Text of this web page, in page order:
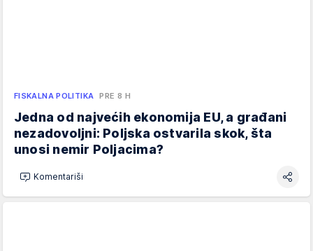
FISKALNA POLITIKA PRE 8 H
Jedna od najvećih ekonomija EU, a građani
nezadovoljni: Poljska ostvarila skok, šta
unosi nemir Poljacima?
Komentariši